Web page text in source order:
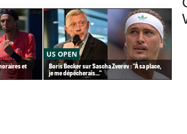
et
US OPEN
Boris Becker sur Sascha Zverev : "À sa place,
je me dépêcherais..."